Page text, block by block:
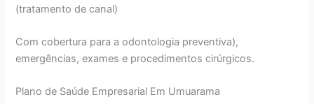
(tratamento de canal)
Com cobertura para a odontologia preventiva),
emergências, exames e procedimentos cirúrgicos.
Plano de Saúde Empresarial Em Umuarama